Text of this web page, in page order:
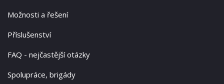
Možnosti a řešení
Příslušenství
FAQ - nejčastější otázky
Spolupráce, brigády